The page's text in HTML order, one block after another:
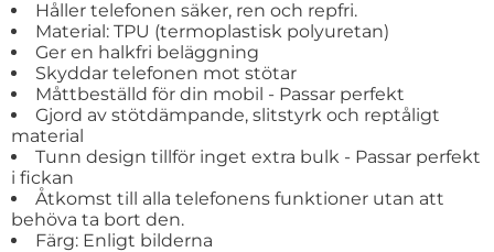
Håller telefonen säker, ren och repfri.
Material: TPU (termoplastisk polyuretan)
Ger en halkfri beläggning
Skyddar telefonen mot stötar
Måttbeställd för din mobil - Passar perfekt
Gjord av stötdämpande, slitstyrk och reptåligt
material
Tunn design tillför inget extra bulk - Passar perfekt
i fickan
Åtkomst till alla telefonens funktioner utan att
behöva ta bort den.
Färg: Enligt bilderna